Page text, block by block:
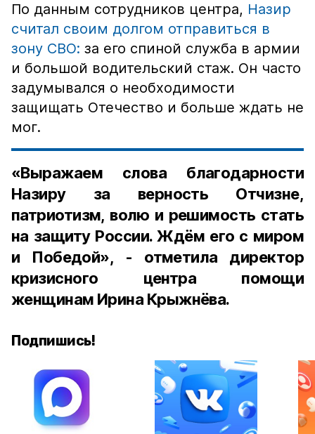
По данным сотрудников центра, Назир
считал своим долгом отправиться в
зону СВО: за его спиной служба в армии
и большой водительский стаж. Он часто
задумывался о необходимости
защищать Отечество и больше ждать не
мог.
«Выражаем слова благодарности
Назиру за верность Отчизне,
патриотизм, волю и решимость стать
на защиту России. Ждём его с миром
и Победой», - отметила директор
кризисного центра помощи
женщинам Ирина Крыжнёва.
Подпишись!